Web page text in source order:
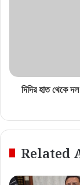
দিদির হাত থেকে
Related